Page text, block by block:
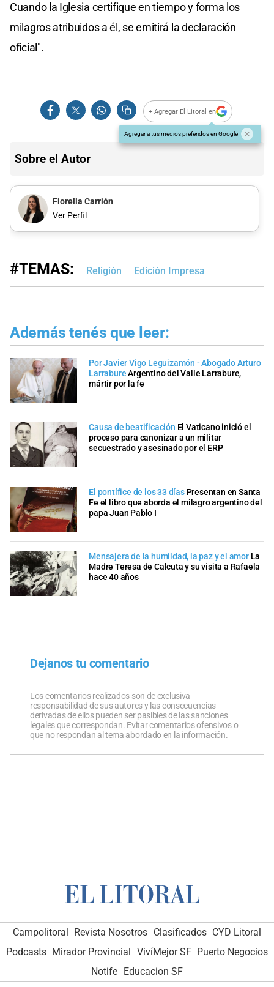
Cuando la Iglesia certifique en tiempo y forma los
milagros atribuidos a él, se emitirá la declaración
oficial".
+ Agregar El Litoral en
Agregar a tus medios preferidos en Google
Sobre el Autor
Fiorella Carrión
Ver Perfil
#TEMAS: Religión Edición Impresa
Además tenés que leer:
Por Javier Vigo Leguizamón - Abogado Arturo
LarrabureArgentino del Valle Larrabure,
mártir por la fe
Causa de beatificación El Vaticano inició el
proceso para canonizar a un militar
secuestrado y asesinado por el ERP
El pontífice de los 33 días Presentan en Santa
Fe el libro que aborda el milagro argentino del
papa Juan Pablo I
Mensajera de la humildad, la paz y el amor La
Madre Teresa de Calcuta y su visita a Rafaela
hace 40 años
Dejanos tu comentario
Los comentarios realizados son de exclusiva
responsabilidad de sus autores y las consecuencias
derivadas de ellos pueden ser pasibles de las sanciones
legales que correspondan. Evitar comentarios ofensivos o
que no respondan al tema abordado en la información.
Campolitoral Revista Nosotros Clasificados CYD Litoral
Podcasts Mirador Provincial VivíMejor SF Puerto Negocios
Notife
Educacion SF